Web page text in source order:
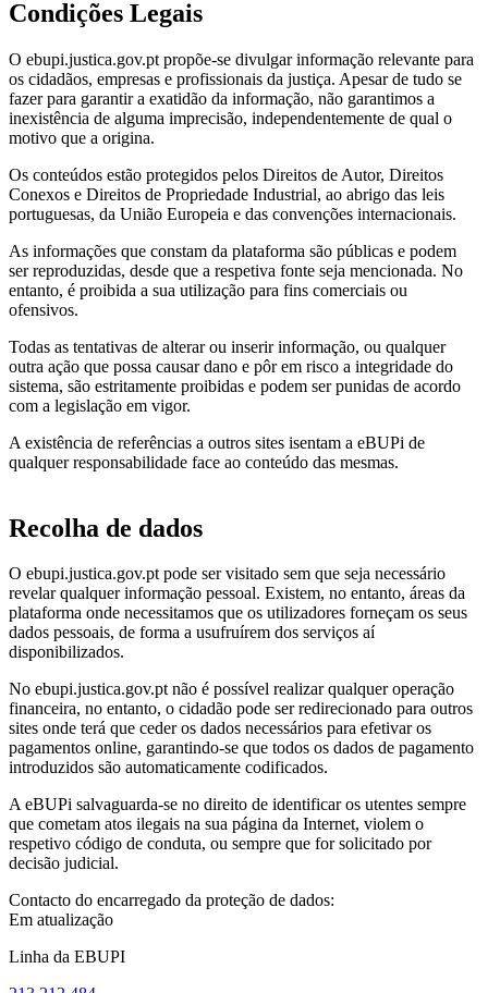
Condições Legais
O ebupi.justica.gov.pt propõe-se divulgar informação relevante para
os cidadãos, empresas e profissionais da justiça. Apesar de tudo se
fazer para garantir a exatidão da informação, não garantimos a
inexistência de alguma imprecisão, independentemente de qual o
motivo que a origina.
Os conteúdos estão protegidos pelos Direitos de Autor, Direitos
Conexos e Direitos de Propriedade Industrial, ao abrigo das leis
portuguesas, da União Europeia e das convenções internacionais.
As informações que constam da plataforma são públicas e podem
ser reproduzidas, desde que a respetiva fonte seja mencionada. No
entanto, é proibida a sua utilização para fins comerciais ou
ofensivos.
Todas as tentativas de alterar ou inserir informação, ou qualquer
outra ação que possa causar dano e pôr em risco a integridade do
sistema, são estritamente proibidas e podem ser punidas de acordo
com a legislação em vigor.
A existência de referências a outros sites isentam a eBUPi de
qualquer responsabilidade face ao conteúdo das mesmas.
Recolha de dados
O ebupi.justica.gov.pt pode ser visitado sem que seja necessário
revelar qualquer informação pessoal. Existem, no entanto, áreas da
plataforma onde necessitamos que os utilizadores forneçam os seus
dados pessoais, de forma a usufruírem dos serviços aí
disponibilizados.
No ebupi.justica.gov.pt não é possível realizar qualquer operação
financeira, no entanto, o cidadão pode ser redirecionado para outros
sites onde terá que ceder os dados necessários para efetivar os
pagamentos online, garantindo-se que todos os dados de pagamento
introduzidos são automaticamente codificados.
A eBUPi salvaguarda-se no direito de identificar os utentes sempre
que cometam atos ilegais na sua página da Internet, violem o
respetivo código de conduta, ou sempre que for solicitado por
decisão judicial.
Contacto do encarregado da proteção de dados:
Em atualização
Linha da EBUPI